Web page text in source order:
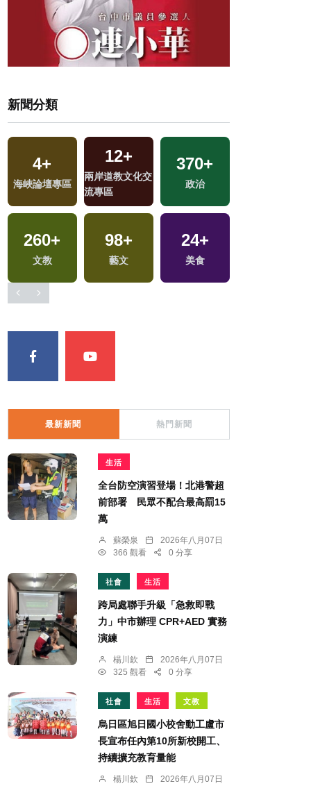
新聞分類
4+
海峽論壇專區
12+
兩岸道教文化交
流專區
370+
政治
260+
文教
98+
藝文
24+
美食
最新新聞 熱門新聞
生活
全台防空演習登場！北港警超
前部署 民眾不配合最高罰15
萬
蘇榮泉
2026年八月07日
366 觀看
0 分享
社會 生活
跨局處聯手升級「急救即戰
力」中市辦理 CPR+AED 實務
演練
楊川欽
2026年八月07日
325 觀看
0 分享
社會 生活 文教
烏日區旭日國小校舍動工盧市
長宣布任內第10所新校開工、
持續擴充教育量能
楊川欽
2026年八月07日